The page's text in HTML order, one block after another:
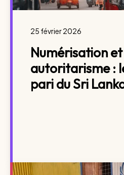
25 février 2026
Numérisation et
autoritarisme :
pari du Sri